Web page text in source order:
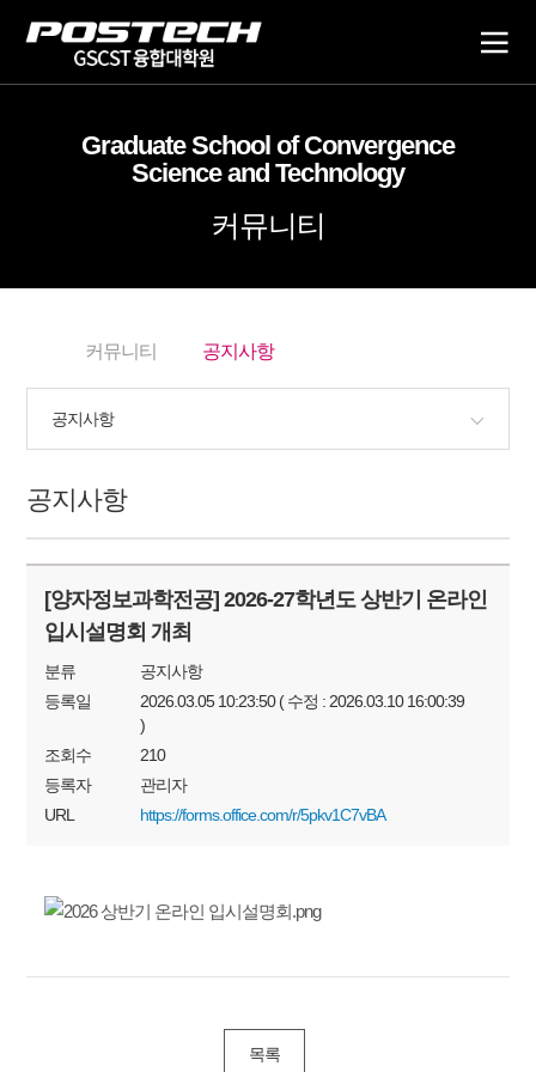
전
Graduate School of Convergence
Science and Technology
커뮤니티
커뮤니티 공지사항
공지사항
공지사항
[양자정보과학전공] 2026-27학년도 상반기 온라인
입시설명회 개최
분류
공지사항
등록일
2026.03.05 10:23:50 ( 수정 : 2026.03.10 16:00:39
)
조회수
210
등록자
관리자
URL
https://forms.office.com/r/5pkv1C7vBA
목록